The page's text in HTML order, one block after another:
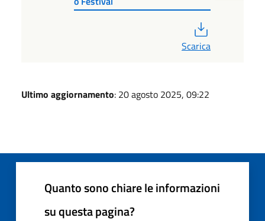
Scarica
Ultimo aggiornamento: 20 agosto 2025, 09:22
Quanto sono chiare le informazioni
su questa pagina?